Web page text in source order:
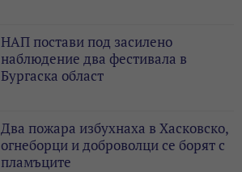
НАП постави под засилено
наблюдение два фестивала в
Бургаска област
Два пожара избухнаха в Хасковско,
огнеборци и доброволци се борят с
пламъците